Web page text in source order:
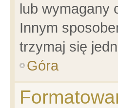
lub wymagany
Innym
trzymaj się
Góra